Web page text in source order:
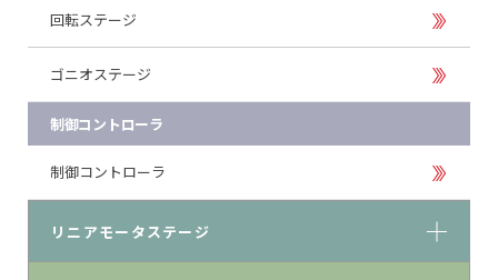
回転ステージ
ゴニオステージ
制御コントローラ
制御コントローラ
リニアモータステージ